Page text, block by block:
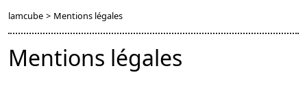
lamcube > Mentions légales
Mentions légales